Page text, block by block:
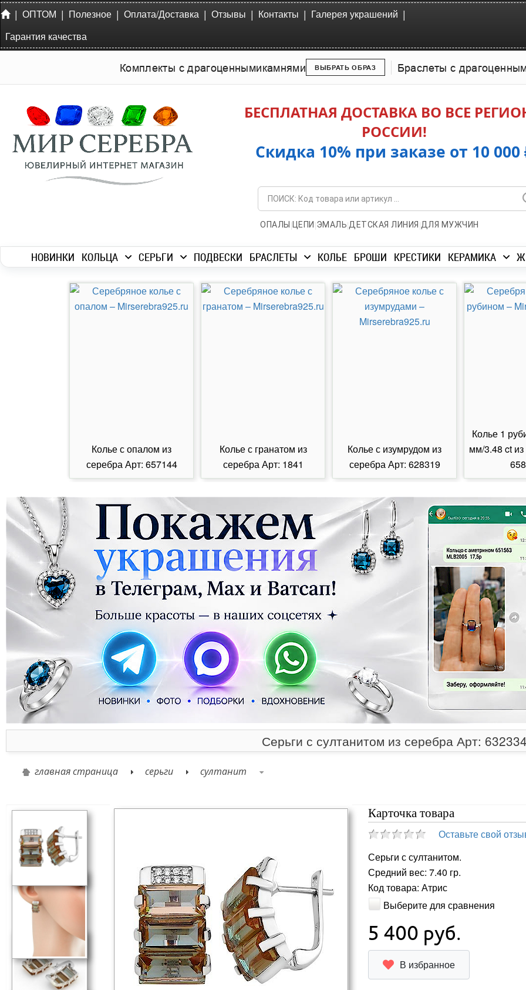
| ОПТОМ | Полезное | Оплата/Доставка | Отзывы | Контакты | Галерея украшений |
Гарантия качества
Комплекты с драгоценнымикамнями ВЫБРАТЬ ОБРАЗ Браслеты с
БЕСПЛАТНАЯ ДОСТАВКА ВО ВСЕ
РОССИИ!
Скидка 10% при заказе от 10 000
ОПАЛЫ | ЦЕПИ |ЭМАЛЬ|ДЕТСКАЯ ЛИНИЯ |ДЛЯ МУЖЧИН
НОВИНКИ КОЛЬЦА СЕРЬГИ ПОДВЕСКИ БРАСЛЕТЫ КОЛЬЕ БРОШИ КРЕСТИКИ КЕРАМИКА
Колье с опалом из
серебра Арт: 657144
Колье с гранатом из
серебра Арт: 1841
Колье с изумрудом из
серебра Арт: 628319
Колье 1
мм/3.48 ct
Серьги с султанитом из серебра Арт:
главная страница серьги султанит
Карточка товара
Оставьте свой
Серьги с султанитом.
Средний вес: 7.40 гр.
Код товара: Атрис
Выберите для сравнения
5 400 руб.
В избранное